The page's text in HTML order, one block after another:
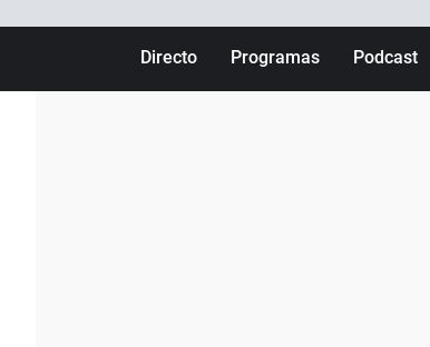
Directo Programas Podcast